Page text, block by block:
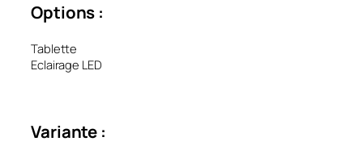
Options :
Tablette
Eclairage LED
Variante :